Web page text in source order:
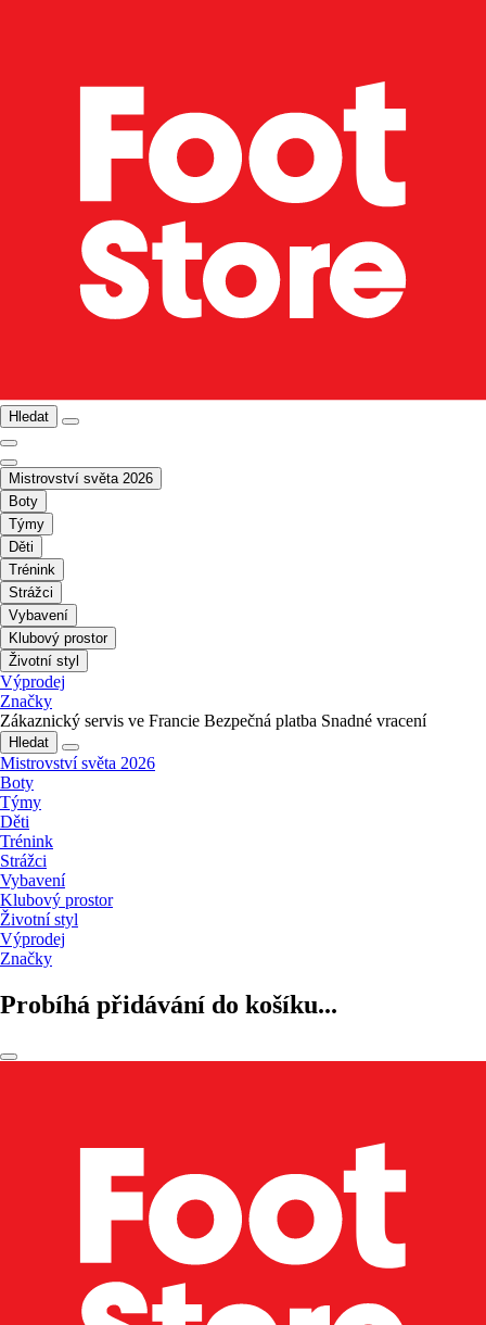
Hledat
Mistrovství světa 2026
Boty
Týmy
Děti
Trénink
Strážci
Vybavení
Klubový prostor
Životní styl
Výprodej
Značky
Zákaznický servis ve Francie Bezpečná platba Snadné vracení
Hledat
Mistrovství světa 2026
Boty
Týmy
Děti
Trénink
Strážci
Vybavení
Klubový prostor
Životní styl
Výprodej
Značky
Probíhá přidávání do košíku...